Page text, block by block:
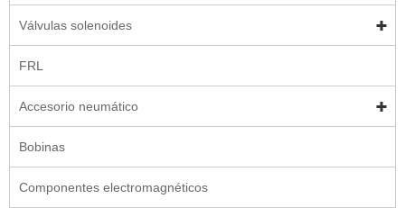
Válvulas solenoides
FRL
Accesorio neumático
Bobinas
Componentes electromagnéticos